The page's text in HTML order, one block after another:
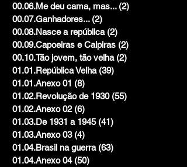
00.06.Me deu cama, mas... (2)
00.07.Ganhadores... (2)
00.08.Nasce a república (2)
00.09.Capoeiras e Caipiras (2)
00.10.Tão jovem, tão velha (2)
01.01.República Velha (39)
01.01.Anexo 01 (8)
01.02.Revolução de 1930 (55)
01.02.Anexo 02 (6)
01.03.De 1931 a 1945 (41)
01.03.Anexo 03 (4)
01.04.Brasil na guerra (63)
01.04.Anexo 04 (50)